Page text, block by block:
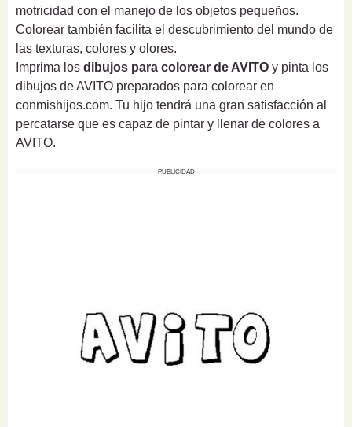
motricidad con el manejo de los objetos pequeños.
Colorear también facilita el descubrimiento del mundo de
las texturas, colores y olores.
Imprima los dibujos para colorear de AVITO y pinta los
dibujos de AVITO preparados para colorear en
conmishijos.com. Tu hijo tendrá una gran satisfacción al
percatarse que es capaz de pintar y llenar de colores a
AVITO.
PUBLICIDAD